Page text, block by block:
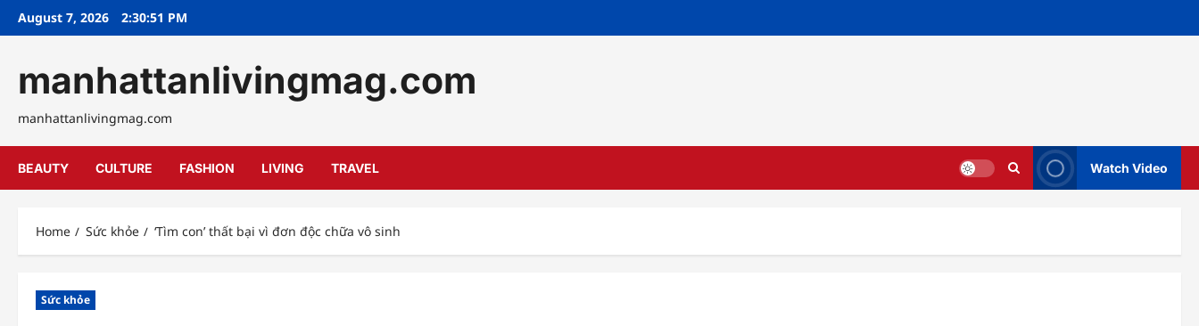
SkipAugust 7, 2026 2:30:53 PM
manhattanlivingmag.com
manhattanlivingmag.com
BEAUTY CULTURE FASHION LIVING TRAVEL Watch Video
Home Sức khỏe ‘Tìm con’ thất bại vì đơn độc chữa vô sinh
Sức khỏe